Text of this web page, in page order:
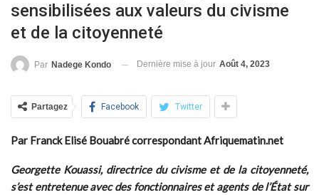
sensibilisées aux valeurs du civisme
et de la citoyenneté
Par Nadege Kondo Dernière mise à jour Août 4, 2023
Partagez Facebook Twitter
Par Franck Elisé Bouabré correspondant Afriquematin.net
Georgette Kouassi, directrice du civisme et de la citoyenneté,
s’est entretenue avec des fonctionnaires et agents de l’État sur